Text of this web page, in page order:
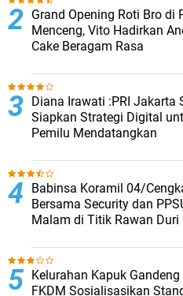
Grand Opening Roti Bro di
Menceng, Vito Hadirkan
Cake Beragam Rasa
Diana Irawati :PRI Jakarta
Siapkan Strategi Digital
Pemilu Mendatangkan
Babinsa Koramil 04/
Bersama Security dan
Malam di Titik Rawan Duri
Kelurahan Kapuk Gandeng
FKDM Sosialisasikan